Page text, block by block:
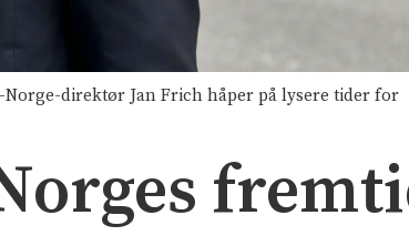
Norge-direktør Jan Frich håper på lysere tider for